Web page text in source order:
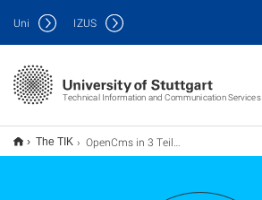
Technical Information and Communication Services
Uni IZUS
The TIK OpenCms in 3 Teilen: Teil I.+ II.+ III.